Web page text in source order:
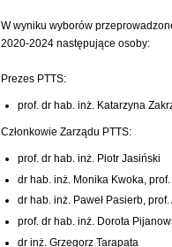
W wyniku wyborów
2020-2024 następujące osoby:
Prezes PTTS:
prof. dr hab. inż. Katarzyna
Członkowie Zarządu PTTS:
prof. dr hab. inż. Piotr Jasiński
dr hab. inż. Monika Kwoka,
dr hab. inż. Paweł Pasierb, prof.
prof. dr hab. inż. Dorota
dr inż. Grzegorz Tarapata